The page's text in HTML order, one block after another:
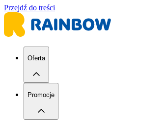
Przejdź do treści
Oferta
Promocje